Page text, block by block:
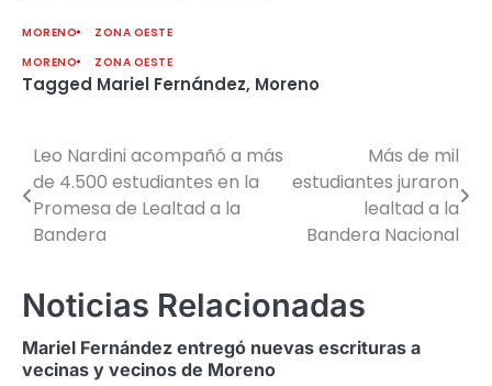
MORENO
ZONA OESTE
MORENO
ZONA OESTE
Tagged Mariel Fernández, Moreno
Navegación
de
entradas
Leo Nardini acompañó a más
de 4.500 estudiantes en la
Promesa de Lealtad a la
Bandera
Más de mil
estudiantes juraron
lealtad a la
Bandera Nacional
Noticias Relacionadas
Mariel Fernández entregó nuevas escrituras a
vecinas y vecinos de Moreno